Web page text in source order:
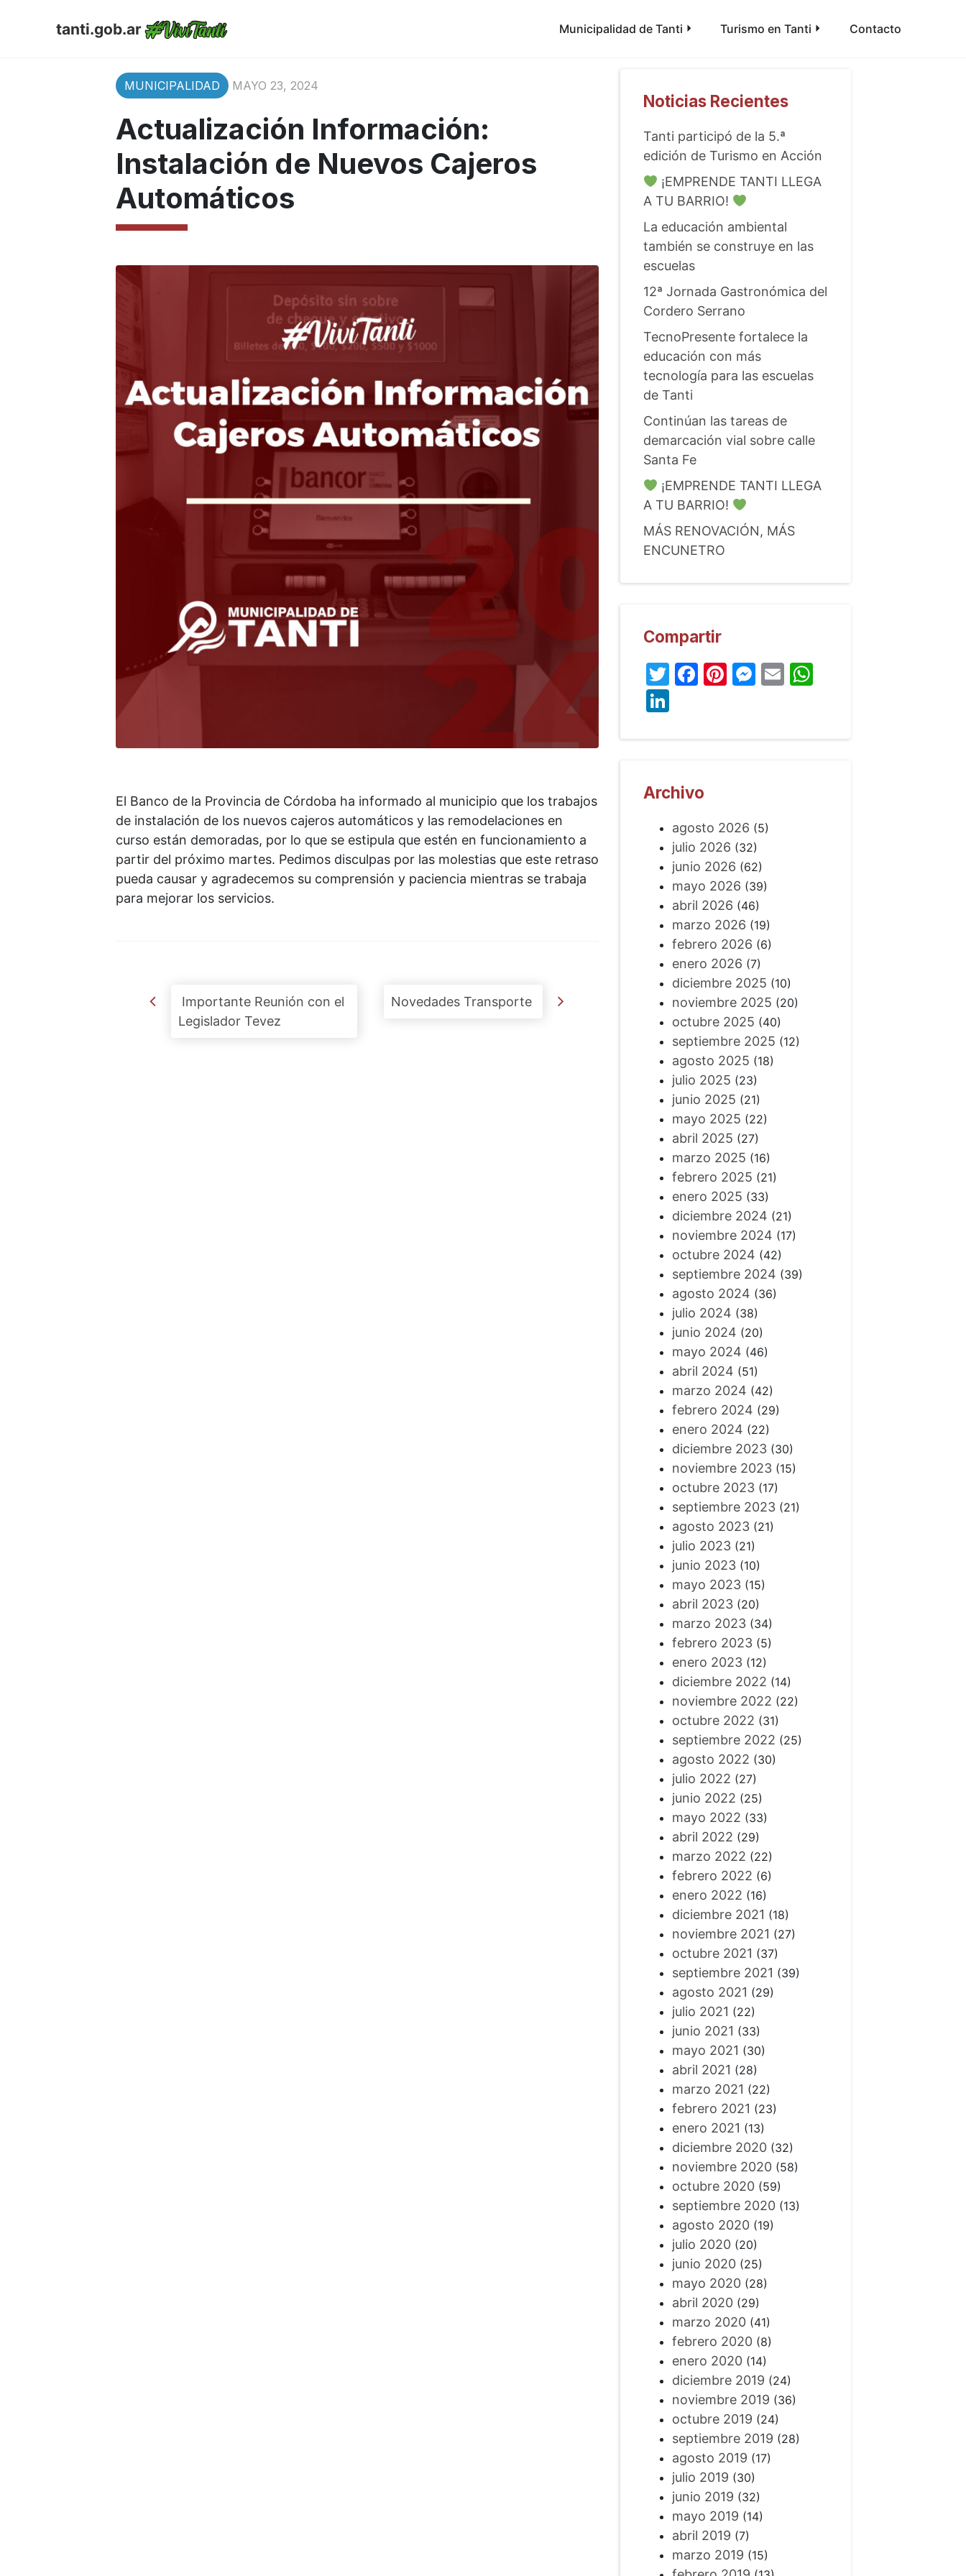
tanti.gob.ar Municipalidad de Tanti Turismo en Tanti Contacto
MUNICIPALIDAD MAYO 23, 2024
Actualización Información:
Instalación de Nuevos Cajeros
Automáticos
El Banco de la Provincia de Córdoba ha informado al municipio que los trabajos
de instalación de los nuevos cajeros automáticos y las remodelaciones en
curso están demoradas, por lo que se estipula que estén en funcionamiento a
partir del próximo martes. Pedimos disculpas por las molestias que este retraso
pueda causar y agradecemos su comprensión y paciencia mientras se trabaja
para mejorar los servicios.
Post navigation
Importante Reunión con el
Legislador Tevez
Novedades Transporte
Noticias Recientes
Tanti participó de la 5.ª
edición de Turismo en Acción
¡EMPRENDE TANTI LLEGA
A TU BARRIO!
La educación ambiental
también se construye en las
escuelas
12ª Jornada Gastronómica del
Cordero Serrano
TecnoPresente fortalece la
educación con más
tecnología para las escuelas
de Tanti
Continúan las tareas de
demarcación vial sobre calle
Santa Fe
¡EMPRENDE TANTI LLEGA
A TU BARRIO!
MÁS RENOVACIÓN, MÁS
ENCUNETRO
Compartir
Twitter
Facebook
Pinterest
Messenger
EmailWhatsApp
LinkedIn
Archivo
agosto 2026 (5)
julio 2026 (32)
junio 2026 (62)
mayo 2026 (39)
abril 2026 (46)
marzo 2026 (19)
febrero 2026 (6)
enero 2026 (7)
diciembre 2025 (10)
noviembre 2025 (20)
octubre 2025 (40)
septiembre 2025 (12)
agosto 2025 (18)
julio 2025 (23)
junio 2025 (21)
mayo 2025 (22)
abril 2025 (27)
marzo 2025 (16)
febrero 2025 (21)
enero 2025 (33)
diciembre 2024 (21)
noviembre 2024 (17)
octubre 2024 (42)
septiembre 2024 (39)
agosto 2024 (36)
julio 2024 (38)
junio 2024 (20)
mayo 2024 (46)
abril 2024 (51)
marzo 2024 (42)
febrero 2024 (29)
enero 2024 (22)
diciembre 2023(30)
noviembre 2023(15)
octubre 2023(17)
septiembre 2023(21)
agosto 2023(21)
julio 2023(21)
junio 2023(10)
mayo 2023(15)
abril 2023(20)
marzo 2023(34)
febrero 2023(5)
enero 2023(12)
diciembre 2022 (14)
noviembre 2022 (22)
octubre 2022 (31)
septiembre 2022 (25)
agosto 2022 (30)
julio 2022 (27)
junio 2022 (25)
mayo 2022 (33)
abril 2022 (29)
marzo 2022 (22)
febrero 2022 (6)
enero 2022 (16)
diciembre 2021 (18)
noviembre 2021 (27)
octubre 2021 (37)
septiembre 2021 (39)
agosto 2021 (29)
julio 2021 (22)
junio 2021 (33)
mayo 2021 (30)
abril 2021 (28)
marzo 2021 (22)
febrero 2021 (23)
enero 2021 (13)
diciembre 2020(32)
noviembre 2020(58)
octubre 2020(59)
septiembre 2020(13)
agosto 2020(19)
julio 2020(20)
junio 2020(25)
mayo 2020(28)
abril 2020(29)
marzo 2020(41)
febrero 2020(8)
enero 2020(14)
diciembre 2019 (24)
noviembre 2019 (36)
octubre 2019 (24)
septiembre 2019 (28)
agosto 2019 (17)
julio 2019 (30)
junio 2019 (32)
mayo 2019 (14)
abril 2019 (7)
marzo 2019 (15)